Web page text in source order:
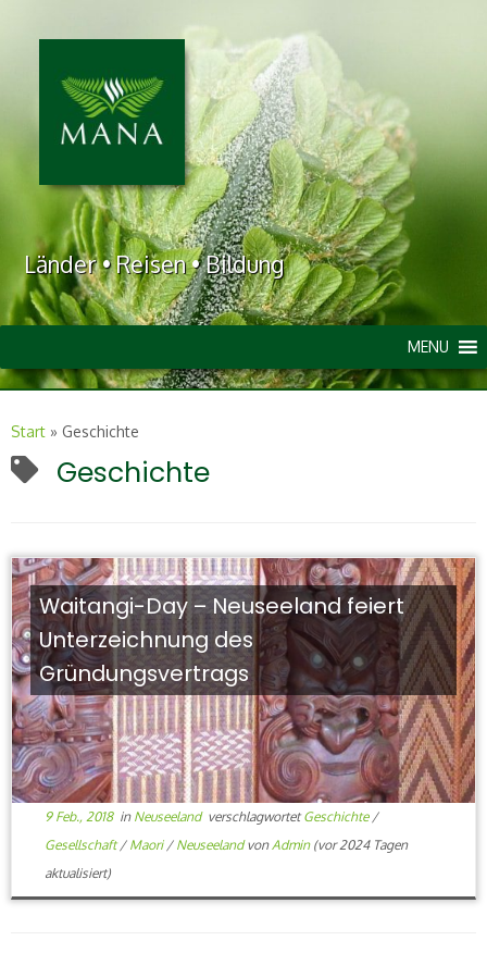
Länder • Reisen • Bildung
MENU
Start » Geschichte
Geschichte
Waitangi-Day – Neuseeland feiert
Unterzeichnung des
Gründungsvertrags
9 Feb., 2018in Neuseeland verschlagwortetGeschichte /
Gesellschaft/ Maori / Neuseelandvon Admin(vor 2024 Tagen
aktualisiert)